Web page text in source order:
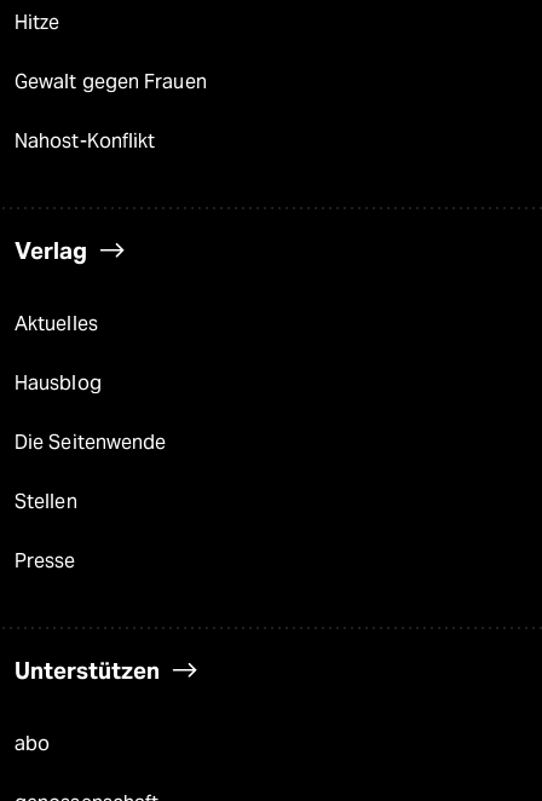
Hitze
Gewalt gegen Frauen
Nahost-Konflikt
Verlag
Aktuelles
Hausblog
Die Seitenwende
Stellen
Presse
Unterstützen
abo